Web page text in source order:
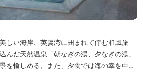
しい海岸、英虞湾に囲まれて佇む和風旅
んだ天然温泉「朝なぎの湯、夕なぎの湯」
を愉しめる。また、夕食では海の幸を中心
しいたします。